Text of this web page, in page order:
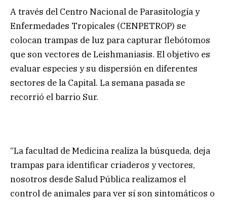
A través del Centro Nacional de Parasitología y
Enfermedades Tropicales (CENPETROP) se
colocan trampas de luz para capturar flebótomos
que son vectores de Leishmaniasis. El objetivo es
evaluar especies y su dispersión en diferentes
sectores de la Capital. La semana pasada se
recorrió el barrio Sur.
“La facultad de Medicina realiza la búsqueda, deja
trampas para identificar criaderos y vectores,
nosotros desde Salud Pública realizamos el
control de animales para ver sí son sintomáticos o